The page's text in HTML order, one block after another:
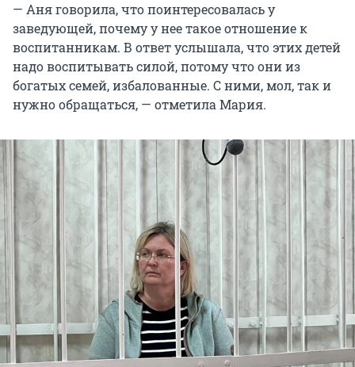
— Аня говорила, что поинтересовалась у
заведующей, почему у нее такое отношение к
воспитанникам. В ответ услышала, что этих детей
надо воспитывать силой, потому что они из
богатых семей, избалованные. С ними, мол, так и
нужно обращаться, — отметила Мария.